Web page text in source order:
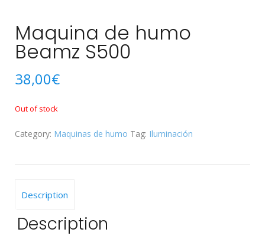
Maquina de humo
Beamz S500
38,00€
Out of stock
Category: Maquinas de humo Tag: Iluminación
Description
Description